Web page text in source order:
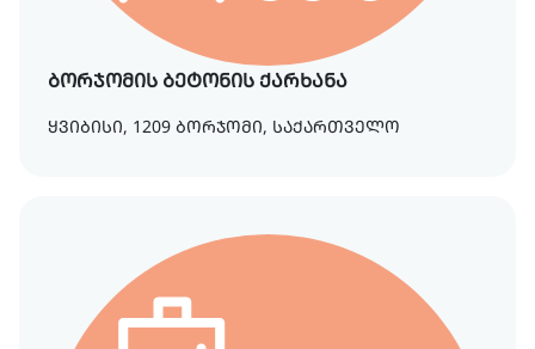
ბორჯომის ბეტონის ქარხანა
ყვიბისი, 1209 ბორჯომი, საქართველო